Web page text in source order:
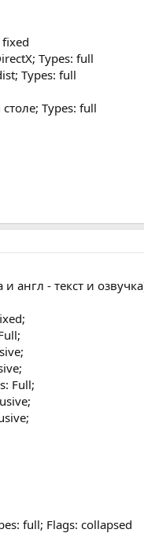
Types: full
Types: full
Types: full
англ - текст и
Full;
full; Flags: collapsed